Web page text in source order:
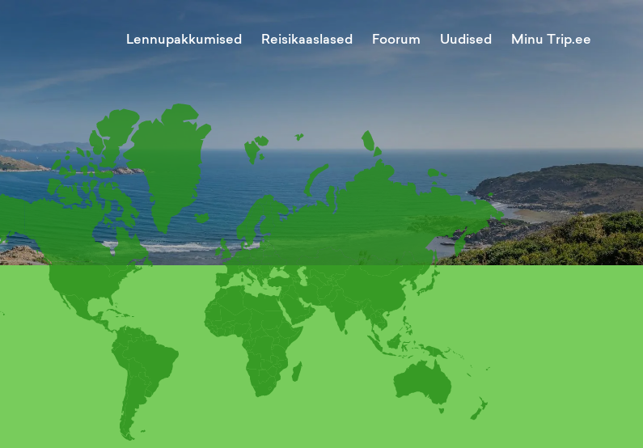
Lennupakkumised Reisikaaslased Foorum Uudised Minu Trip.ee